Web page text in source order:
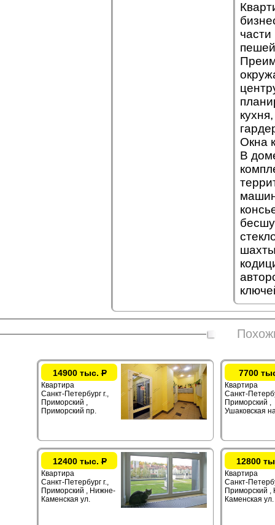
Окна
В
14900 тыс.Р
Квартира
Санкт-Петербург г.,
Приморский ,
Приморский пр.
7700
Квартира
Санкт-
Приморский ,
Ушаковская
12400 тыс.Р
Квартира
Санкт-Петербург г.,
Приморский , Нижне-
Каменская ул.
12800
Квартира
Санкт-
Приморский ,
Каменская ул.